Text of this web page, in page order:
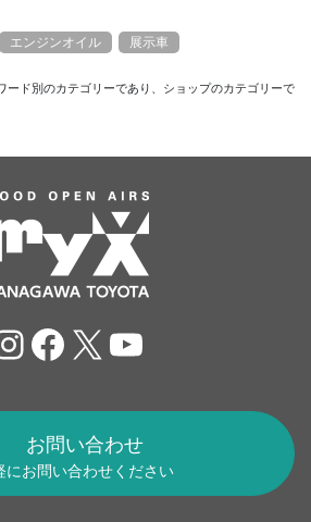
エンジンオイル 展示車
ド別のカテゴリーであり、ショップのカテゴリーで
Facebook
X YouTube
お問い合わせ
にお問い合わせください